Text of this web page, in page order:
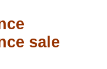
sale